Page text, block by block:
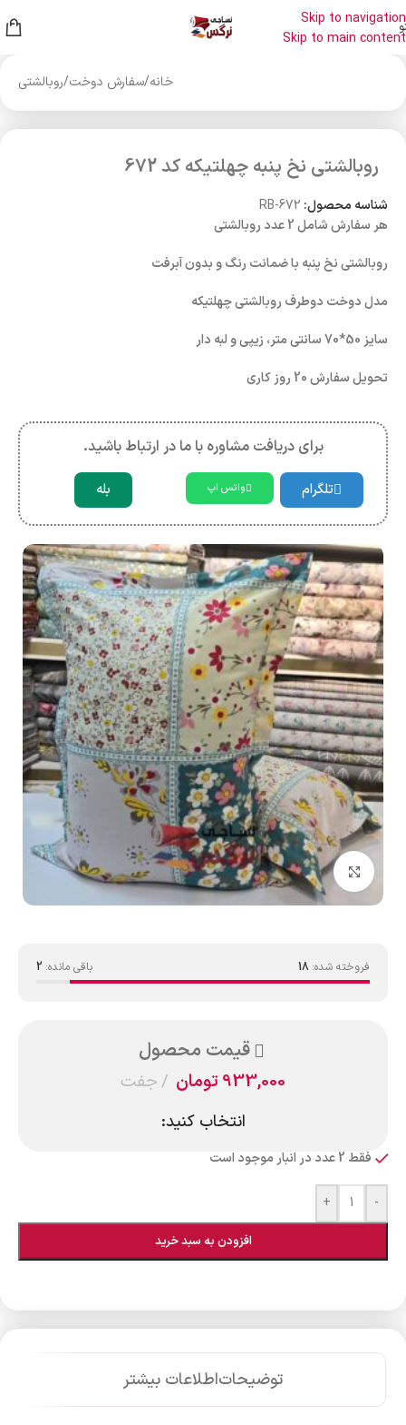
Skip to navigation
Skip to main content
خانه/سفارش دوخت/روبالشتی
روبالشتی نخ پنبه چهلتیکه کد 672
شناسه محصول: RB-672
هر سفارش شامل 2 عدد روبالشتی
روبالشتی نخ پنبه با ضمانت رنگ و بدون آبرفت
مدل دوخت دوطرف روبالشتی چهلتیکه
سایز 50*70 سانتی متر، زیپی و لبه دار
تحویل سفارش 20 روز کاری
برای دریافت مشاوره با ما در ارتباط باشید.
تلگرام واتس اپ بله
بزرگنمایی تصویر
فروخته شده: 18 باقی مانده: 2
قیمت محصول
933,000تومان جفت
انتخاب کنید:
فقط 2 عدد در انبار موجود است
-
+
افزودن به سبد خرید
توضیحاتاطلاعات بیشتر